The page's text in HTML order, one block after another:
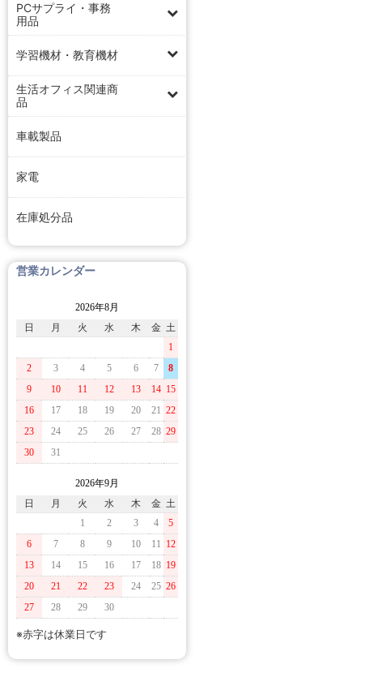
PCサプライ・事務
用品
学習機材・教育機材
生活オフィス関連商
品
車載製品
家電
在庫処分品
営業カレンダー
2026年8月
日
月 火 水 木 金 土
1
2
3 4 5 6 7
8
9
10 11 12 13 14 15
16
17 18 19 20 21 22
23
24 25 26 27 28 29
30
31
2026年9月
日
月 火 水 木 金 土
1
2 3 4
5
6
7 8 9 10 11 12
13
14 15 16 17 18 19
20
21 22 23 24 25 26
27
28 29 30
※赤字は休業日です